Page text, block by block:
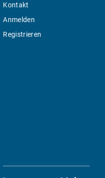
Kontakt
Anmelden
Registrieren